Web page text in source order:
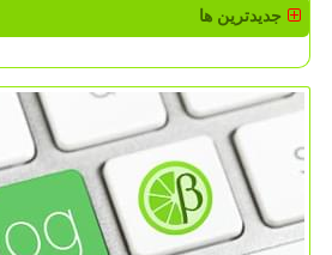
جدیدترین ها